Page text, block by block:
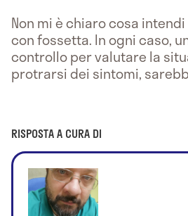
Non mi è chiaro cosa
con fossetta. In ogni caso,
controllo per valutare la
protrarsi dei sintomi,
RISPOSTA A CURA DI